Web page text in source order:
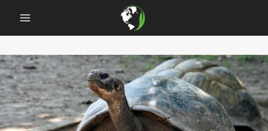
content